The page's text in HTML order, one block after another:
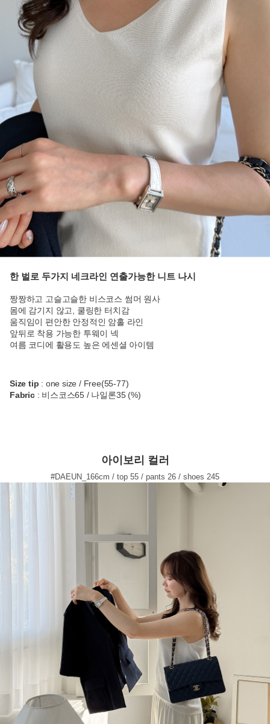
한 벌로 두가지 네크라인 연출가능한 니트 나시
짱짱하고 고슬고슬한 비스코스 썸머 원사
몸에 감기지 않고, 쿨링한 터치감
움직임이 편안한 안정적인 암홀 라인
앞뒤로 착용 가능한 투웨이 넥
여름 코디에 활용도 높은 에센셜 아이템
Size tip : one size / Free(55-77)
Fabric: 비스코스65 / 나일론35 (%)
아이보리 컬러
#DAEUN_166cm / top 55 / pants 26 / shoes 245